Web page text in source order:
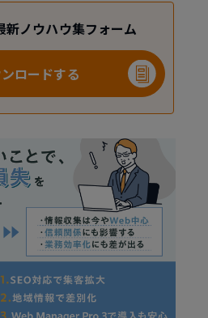
新ノウハウ集フォーム
ロードする